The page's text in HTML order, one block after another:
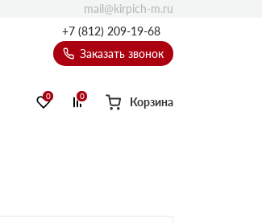
+7 (812) 209-19-68
Заказать звонок
0 0 Корзина
mail@kirpich-m.ru